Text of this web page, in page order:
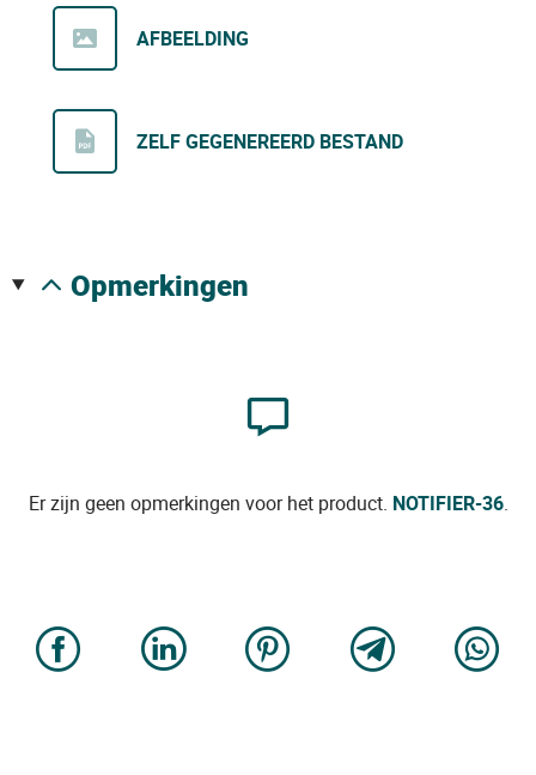
AFBEELDING
ZELF GEGENEREERD BESTAND
opmerkingen
Er zijn geen opmerkingen voor het product. NOTIFIER-36.